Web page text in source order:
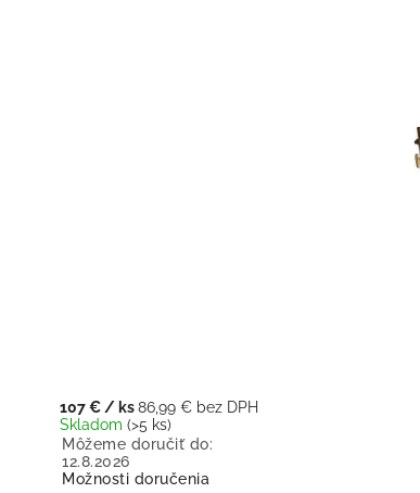
107 € / ks86,99 € bez DPH
Skladom (>5 ks)
Môžeme doručiť do:
12.8.2026
Možnosti doručenia